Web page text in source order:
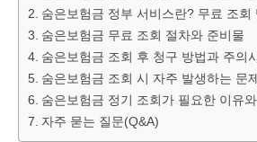
숨은보험금 정부 서비스란? 무료 조회
숨은보험금 무료 조회 절차와 준비물
숨은보험금 조회 후 청구 방법과 주의
숨은보험금 조회 시 자주 발생하는 문
숨은보험금 정기 조회가 필요한 이유
자주 묻는 질문(Q&A)